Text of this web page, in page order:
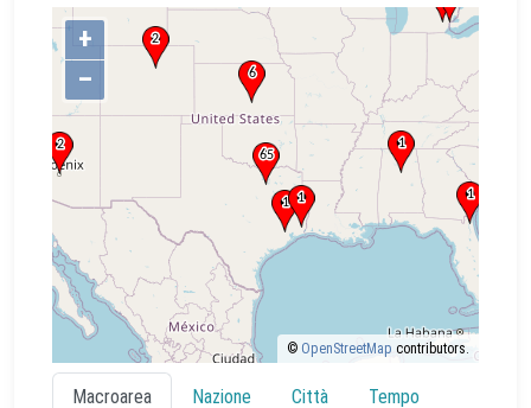
+
–
© OpenStreetMap contributors.
Macroarea Nazione Città Tempo